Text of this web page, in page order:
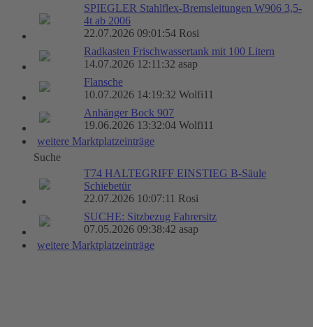
SPIEGLER Stahlflex-Bremsleitungen W906 3,5-
4t ab 2006
22.07.2026 09:01:54 Rosi
Radkasten Frischwassertank mit 100 Litern
14.07.2026 12:11:32 asap
Flansche
10.07.2026 14:19:32 Wolfi11
Anhänger Bock 907
19.06.2026 13:32:04 Wolfi11
weitere Marktplatzeinträge
Suche
T74 HALTEGRIFF EINSTIEG B-Säule
Schiebetür
22.07.2026 10:07:11 Rosi
SUCHE: Sitzbezug Fahrersitz
07.05.2026 09:38:42 asap
weitere Marktplatzeinträge